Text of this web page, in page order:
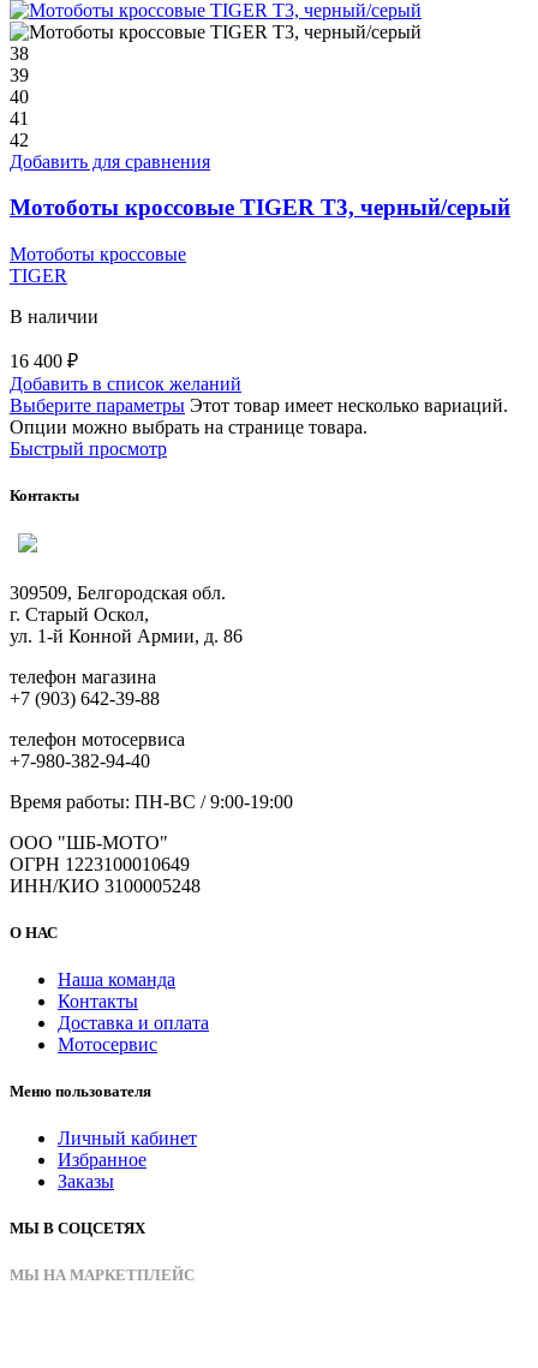
38
39
40
41
42
Добавить для сравнения
Мотоботы кроссовые TIGER T3, черный/серый
Мотоботы кроссовые
TIGER
В наличии
16 400 ₽
Добавить в список желаний
Выберите параметры Этот товар имеет несколько вариаций.
Опции можно выбрать на странице товара.
Быстрый просмотр
Контакты
309509, Белгородская обл.
г. Старый Оскол,
ул. 1-й Конной Армии, д. 86
телефон магазина
+7 (903) 642-39-88
телефон мотосервиса
+7-980-382-94-40
Время работы: ПН-ВС / 9:00-19:00
ООО "ШБ-МОТО"
ОГРН 1223100010649
ИНН/КИО 3100005248
О НАС
Наша команда
Контакты
Доставка и оплата
Мотосервис
Меню пользователя
Личный кабинет
Избранное
Заказы
МЫ В СОЦСЕТЯХ
МЫ НА МАРКЕТПЛЕЙС